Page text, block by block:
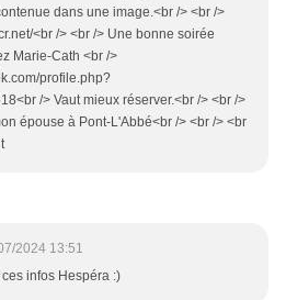
dans une image.<br /> <br />
<br /> <br /> Une bonne soirée
Marie-Cath <br />
profile.php?
/> Vaut mieux réserver.<br /> <br />
épouse à Pont-L'Abbé<br /> <br /> <br
2024 13:51
infos Hespéra :)